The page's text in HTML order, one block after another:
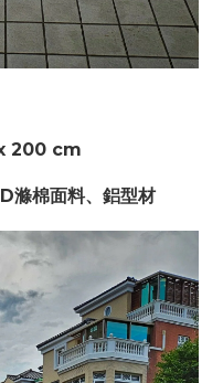
200 cm
滌棉面料、鋁型材